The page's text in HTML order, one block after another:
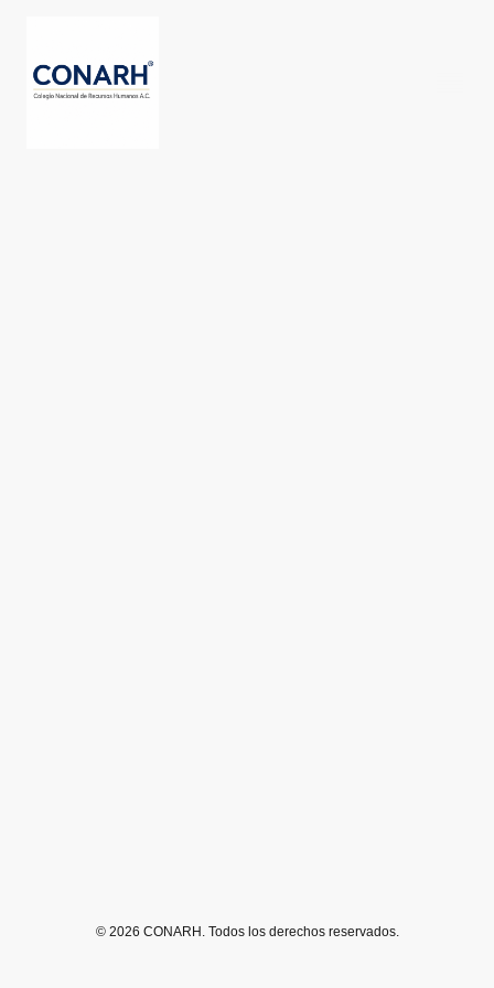
© 2026 CONARH. Todos los derechos reservados.